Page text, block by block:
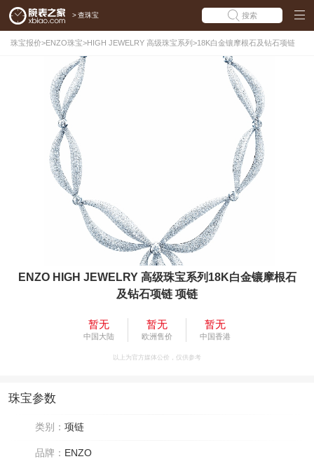
> 查珠宝 搜索
珠宝报价>ENZO珠宝>HIGH JEWELRY 高级珠宝系列 >18K白金镶摩根石及钻石项链
ENZO HIGH JEWELRY 高级珠宝系列18K白金镶摩根石
及钻石项链 项链
暂无
中国大陆
暂无
欧洲售价
暂无
中国香港
以上为官方媒体公价，仅供参考
珠宝参数
类别： 项链
品牌： ENZO